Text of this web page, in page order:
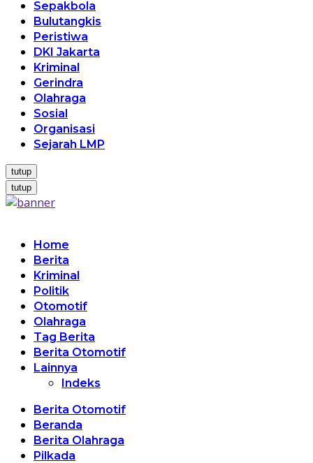
Sepakbola
Bulutangkis
Peristiwa
DKI Jakarta
Kriminal
Gerindra
Olahraga
Sosial
Organisasi
Sejarah LMP
tutup
tutup
Home
Berita
Kriminal
Politik
Otomotif
Olahraga
Tag Berita
Berita Otomotif
Lainnya
Indeks
Berita Otomotif
Beranda
Berita Olahraga
Pilkada